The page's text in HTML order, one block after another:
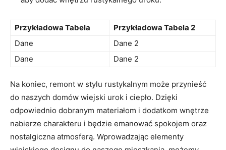
Przykładowa Tabela
Przykładowa Tabela⁤ 2
Dane
Dane⁣ 2
Dane
Dane​ 2
Na koniec, remont⁢ w⁢ stylu rustykalnym może przynieść
do naszych domów wiejski urok ⁢i ciepło. Dzięki
odpowiednio dobranym materiałom i ‌dodatkom wnętrze
nabierze charakteru i będzie emanować spokojem oraz
nostalgiczna ⁤atmosferą. Wprowadzając elementy